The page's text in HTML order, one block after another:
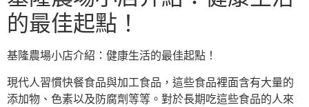
的最佳起點！
基隆農場小店介紹：健康生活的最佳起點！
現代人習慣快餐食品與加工食品，這些食品裡面含有大量的
添加物、色素以及防腐劑等等。對於長期吃這些食品的人來